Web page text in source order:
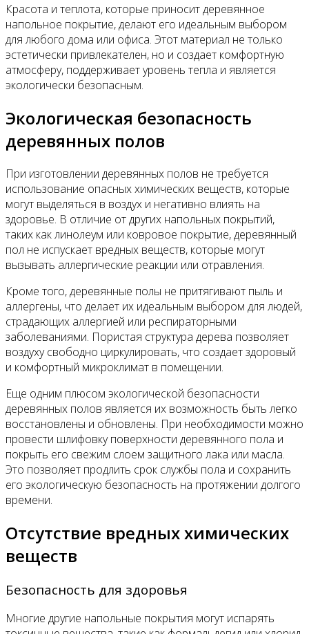
Красота и теплота, которые приносит деревянное
напольное покрытие, делают его идеальным выбором
для любого дома или офиса. Этот материал не только
эстетически привлекателен, но и создает комфортную
атмосферу, поддерживает уровень тепла и является
экологически безопасным.
Экологическая безопасность
деревянных полов
При изготовлении деревянных полов не требуется
использование опасных химических веществ, которые
могут выделяться в воздух и негативно влиять на
здоровье. В отличие от других напольных покрытий,
таких как линолеум или ковровое покрытие, деревянный
пол не испускает вредных веществ, которые могут
вызывать аллергические реакции или отравления.
Кроме того, деревянные полы не притягивают пыль и
аллергены, что делает их идеальным выбором для людей,
страдающих аллергией или респираторными
заболеваниями. Пористая структура дерева позволяет
воздуху свободно циркулировать, что создает здоровый
и комфортный микроклимат в помещении.
Еще одним плюсом экологической безопасности
деревянных полов является их возможность быть легко
восстановлены и обновлены. При необходимости можно
провести шлифовку поверхности деревянного пола и
покрыть его свежим слоем защитного лака или масла.
Это позволяет продлить срок службы пола и сохранить
его экологическую безопасность на протяжении долгого
времени.
Отсутствие вредных химических
веществ
Безопасность для здоровья
Многие другие напольные покрытия могут испарять